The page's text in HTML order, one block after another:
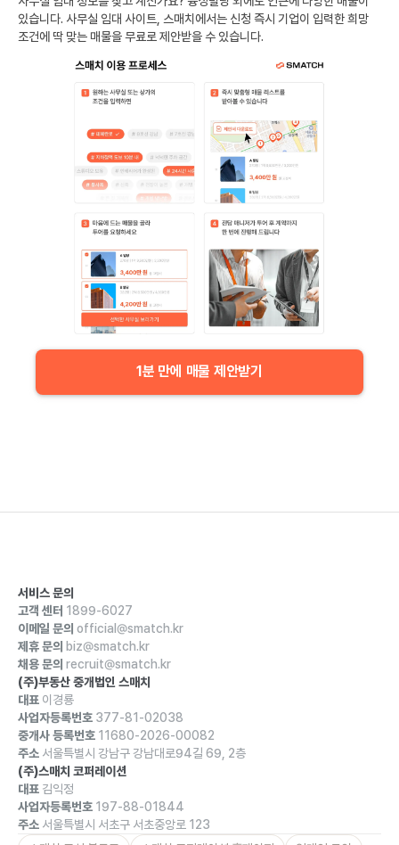
있습니다. 사무실 임대 사이트, 스매치에서는 신청 즉시 기업이 입력한 희망
조건에 딱 맞는 매물을 무료로 제안받을 수 있습니다.
1분 만에 매물 제안받기
서비스 문의
고객 센터 1899-6027
이메일 문의 official@smatch.kr
제휴 문의 biz@smatch.kr
채용 문의 recruit@smatch.kr
(주)부동산 중개법인 스매치
대표 이경룡
사업자등록번호 377-81-02038
중개사 등록번호 11680-2026-00082
주소 서울특별시 강남구 강남대로94길 69, 2층
(주)스매치 코퍼레이션
대표 김익정
사업자등록번호 197-88-01844
주소 서울특별시 서초구 서초중앙로 123